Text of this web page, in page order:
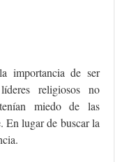
importancia de ser
religiosos no
miedo de las
En lugar de buscar la